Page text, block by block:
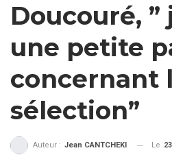
Doucouré, ”
une petite
concernant
sélection”
Auteur : Jean CANTCHEKI Le